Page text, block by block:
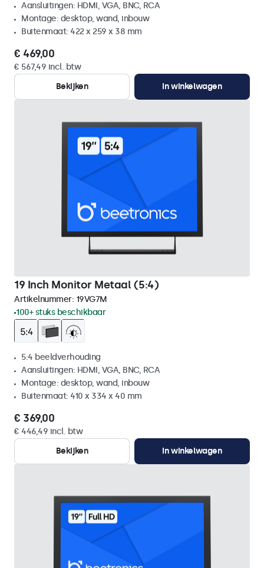
Aansluitingen: HDMI, VGA, BNC, RCA
Montage: desktop, wand, inbouw
Buitenmaat: 422 x 259 x 38 mm
€ 469,00
€ 567,49 incl. btw
Bekijken
In winkelwagen
19 Inch Monitor Metaal (5:4)
Artikelnummer: 19VG7M
100+ stuks beschikbaar
5:4 beeldverhouding
Aansluitingen: HDMI, VGA, BNC, RCA
Montage: desktop, wand, inbouw
Buitenmaat: 410 x 334 x 40 mm
€ 369,00
€ 446,49 incl. btw
Bekijken
In winkelwagen